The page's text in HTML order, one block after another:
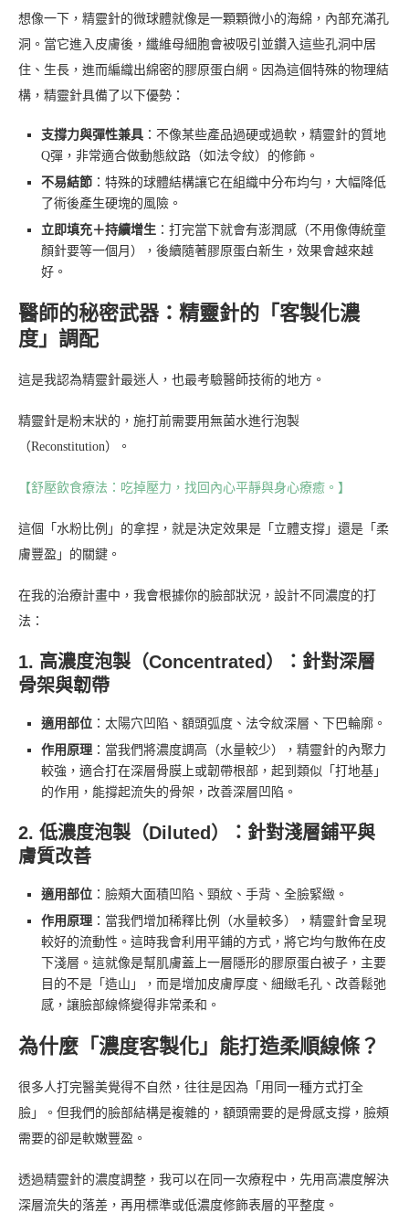
想像一下，精靈針的微球體就像是一顆顆微小的海綿，內部充滿孔
洞。當它進入皮膚後，纖維母細胞會被吸引並鑽入這些孔洞中居
住、生長，進而編織出綿密的膠原蛋白網。因為這個特殊的物理結
構，精靈針具備了以下優勢：
支撐力與彈性兼具 ：不像某些產品過硬或過軟，精靈針的質地
Q彈，非常適合做動態紋路（如法令紋）的修飾。
不易結節 ：特殊的球體結構讓它在組織中分布均勻，大幅降低
了術後產生硬塊的風險。
立即填充＋持續增生 ：打完當下就會有澎潤感（不用像傳統童
顏針要等一個月），後續隨著膠原蛋白新生，效果會越來越
好。
醫師的秘密武器：精靈針的「客製化濃
度」調配
這是我認為精靈針最迷人，也最考驗醫師技術的地方。
精靈針是粉末狀的，施打前需要用無菌水進行泡製
（Reconstitution）。
【舒壓飲食療法：吃掉壓力，找回內心平靜與身心療癒。】
這個「水粉比例」的拿捏，就是決定效果是「立體支撐」還是「柔
膚豐盈」的關鍵。
在我的治療計畫中，我會根據你的臉部狀況，設計不同濃度的打
法：
1. 高濃度泡製（Concentrated）：針對深層
骨架與韌帶
適用部位 ：太陽穴凹陷、額頭弧度、法令紋深層、下巴輪廓。
作用原理 ：當我們將濃度調高（水量較少），精靈針的內聚力
較強，適合打在深層骨膜上或韌帶根部，起到類似「打地基」
的作用，能撐起流失的骨架，改善深層凹陷。
2. 低濃度泡製（Diluted）：針對淺層鋪平與
膚質改善
適用部位 ：臉頰大面積凹陷、頸紋、手背、全臉緊緻。
作用原理 ：當我們增加稀釋比例（水量較多），精靈針會呈現
較好的流動性。這時我會利用平鋪的方式，將它均勻散佈在皮
下淺層。這就像是幫肌膚蓋上一層隱形的膠原蛋白被子，主要
目的不是「造山」，而是增加皮膚厚度、細緻毛孔、改善鬆弛
感，讓臉部線條變得非常柔和。
為什麼「濃度客製化」能打造柔順線條？
很多人打完醫美覺得不自然，往往是因為「用同一種方式打全
臉」。但我們的臉部結構是複雜的，額頭需要的是骨感支撐，臉頰
需要的卻是軟嫩豐盈。
透過精靈針的濃度調整，我可以在同一次療程中，先用高濃度解決
深層流失的落差，再用標準或低濃度修飾表層的平整度。